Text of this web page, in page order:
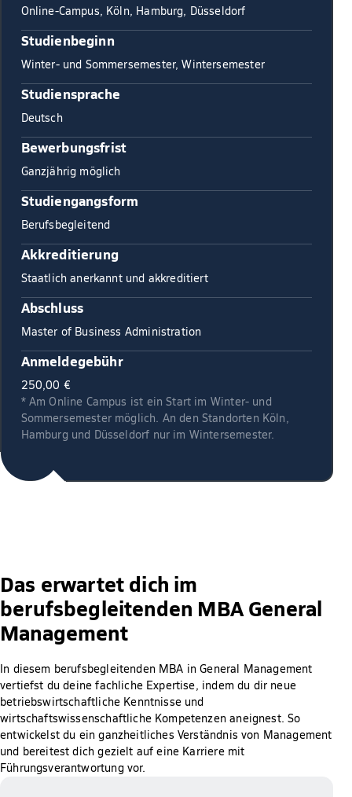
Online-Campus, Köln, Hamburg, Düsseldorf
Studienbeginn
Winter- und Sommersemester, Wintersemester
Studiensprache
Deutsch
Bewerbungsfrist
Ganzjährig möglich
Studiengangsform
Berufsbegleitend
Akkreditierung
Staatlich anerkannt und akkreditiert
Abschluss
Master of Business Administration
Anmeldegebühr
250,00 €
* Am Online Campus ist ein Start im Winter- und
Sommersemester möglich. An den Standorten Köln,
Hamburg und Düsseldorf nur im Wintersemester.
Das erwartet dich im
berufsbegleitenden MBA General
Management
In diesem berufsbegleitenden MBA in General Management
vertiefst du deine fachliche Expertise, indem du dir neue
betriebswirtschaftliche Kenntnisse und
wirtschaftswissenschaftliche Kompetenzen aneignest. So
entwickelst du ein ganzheitliches Verständnis von Management
und bereitest dich gezielt auf eine Karriere mit
Führungsverantwortung vor.